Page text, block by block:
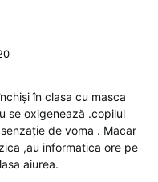
în clasa cu masca
se oxigenează .copilul
de voma . Macar
,au informatica ore pe
aiurea.